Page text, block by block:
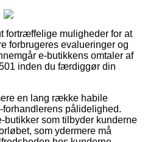
fortræffelige muligheder for at
forbrugeres evalueringer og
e-butikkens omtaler af
inden du færdiggør din
en lang række habile
forhandlerens pålidelighed.
butikker som tilbyder kunderne
som ydermere må